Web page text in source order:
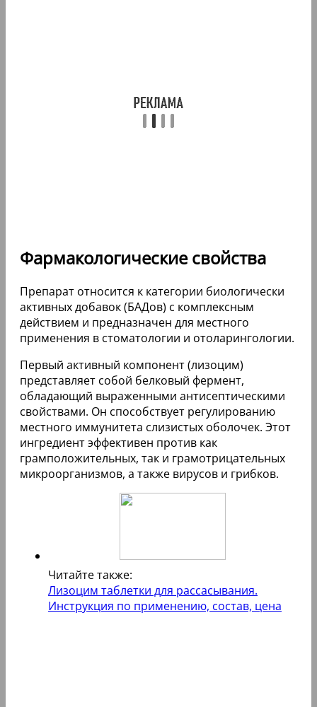
Фармакологические свойства
Препарат относится к категории биологически
активных добавок (БАДов) с комплексным
действием и предназначен для местного
применения в стоматологии и отоларингологии.
Первый активный компонент (лизоцим)
представляет собой белковый фермент,
обладающий выраженными антисептическими
свойствами. Он способствует регулированию
местного иммунитета слизистых оболочек. Этот
ингредиент эффективен против как
грамположительных, так и грамотрицательных
микроорганизмов, а также вирусов и грибков.
Читайте также:
Лизоцим таблетки для рассасывания.
Инструкция по применению, состав, цена